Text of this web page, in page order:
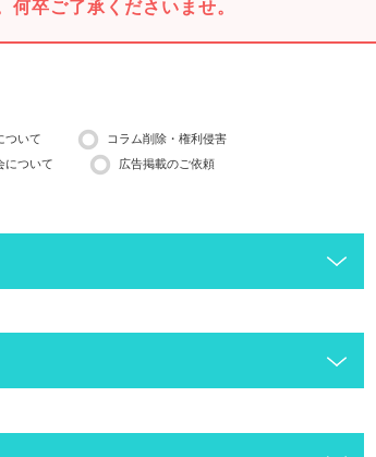
卒ご了承くださいませ。
ついて
コラム削除・権利侵害
について
広告掲載のご依頼
承ください。